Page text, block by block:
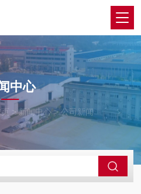
Center
中心
>新闻中心>公司新闻